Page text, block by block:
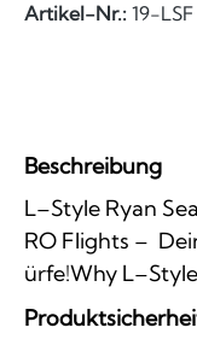
Artikel-Nr.: 19-LSF
Beschreibung
L–Style Ryan
RO Flights –
ürfe!Why